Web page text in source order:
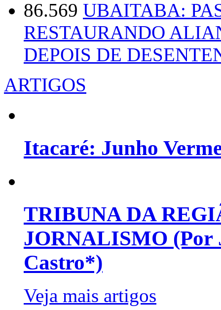
86.569 UBAITABA:
RESTAURANDO
DEPOIS DE
ARTIGOS
Itacaré: Junho
TRIBUNA DA
JORNALISMO (Por
Castro*)
Veja mais artigos